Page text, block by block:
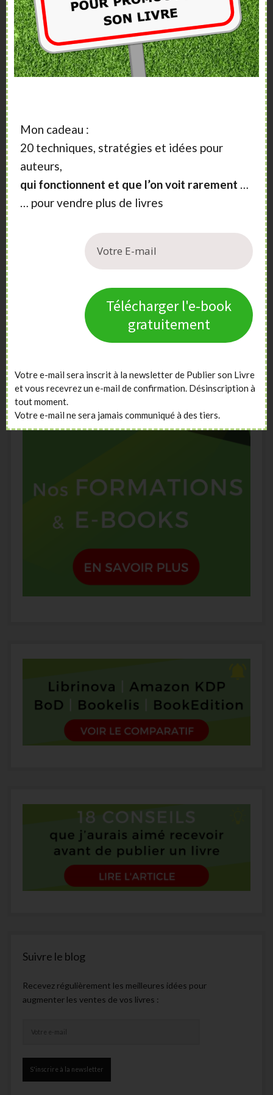
Sidebar
A propos
Nos articles, vidéos et formations vont vous
aider.
Suivre le blog
Recevez régulièrement les meilleures idées pour
augmenter les ventes de vos livres :
Mon cadeau :
20 techniques, stratégies et idées pour
auteurs,
qui fonctionnent et que l’on voit rarement …
… pour vendre plus de livres
Télécharger l'e-book
gratuitement
Votre e-mail sera inscrit à la newsletter de Publier son Livre
et vous recevrez un e-mail de confirmation. Désinscription à
tout moment.
Votre e-mail ne sera jamais communiqué à des tiers.